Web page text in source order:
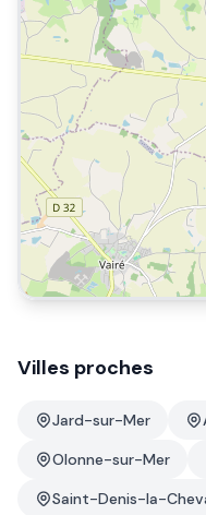
Villes proches
Jard-sur-Mer
Olonne-sur-Mer
Saint-Denis-la-